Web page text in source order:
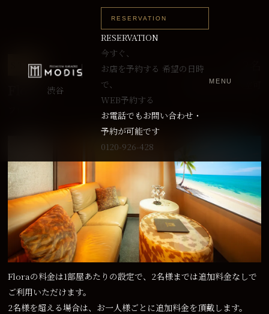
渋谷
RESERVATION
RESERVATION
今すぐ、
お店を予約する 希望の日時
で、
WEB予約する
お電話でもお問い合わせ・
予約が可能です
0120-926-428
MENU
S TYPE
最大3名まで入室可
Floraの料金は1部屋あたりの設定で、2名様までは追加料金なしで
ご利用いただけます。
2名様を超える場合は、お一人様ごとに追加料金を頂戴します。